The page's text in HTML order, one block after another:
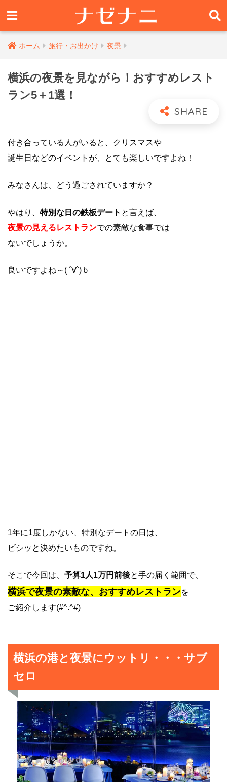
ホーム 旅行・お出かけ 夜景
横浜の夜景を見ながら！おすすめレスト
ラン5＋1選！
付き合っている人がいると、クリスマスや
誕生日などのイベントが、とても楽しいですよね！
みなさんは、どう過ごされていますか？
やはり、 特別な日の鉄板デート と言えば、
夜景の見えるレストランでの素敵な食事では
ないでしょうか。
良いですよね～( ´∀`)ｂ
1年に1度しかない、特別なデートの日は、
ビシッと決めたいものですね。
そこで今回は、 予算1人1万円前後と手の届く範囲で、
横浜で夜景の素敵な、おすすめレストランを
ご紹介します(#^.^#)
横浜の港と夜景にウットリ・・・サブ
セロ